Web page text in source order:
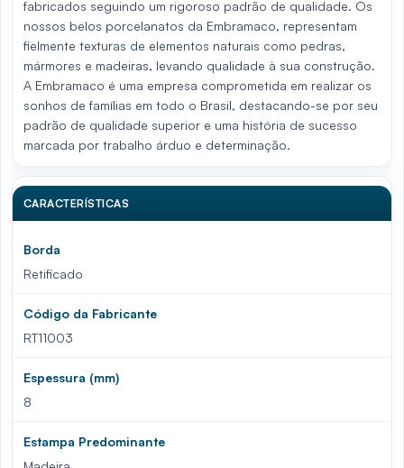
fabricados seguindo um rigoroso padrão de qualidade. Os
nossos belos porcelanatos da Embramaco, representam
fielmente texturas de elementos naturais como pedras,
mármores e madeiras, levando qualidade à sua construção.
A Embramaco é uma empresa comprometida em realizar os
sonhos de famílias em todo o Brasil, destacando-se por seu
padrão de qualidade superior e uma história de sucesso
marcada por trabalho árduo e determinação.
CARACTERÍSTICAS
Borda
Retificado
Código da Fabricante
RT11003
Espessura (mm)
8
Estampa Predominante